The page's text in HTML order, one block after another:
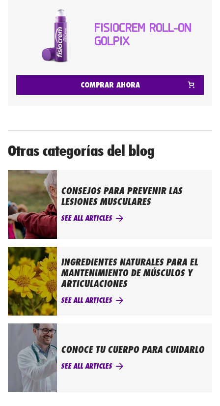
FISIOCREM ROLL-ON
GOLPIX
COMPRAR AHORA
Otras categorías del blog
CONSEJOS PARA PREVENIR LAS
LESIONES MUSCULARES
SEE ALL ARTICLES
INGREDIENTES NATURALES PARA EL
MANTENIMIENTO DE MÚSCULOS Y
ARTICULACIONES
SEE ALL ARTICLES
CONOCE TU CUERPO PARA CUIDARLO
SEE ALL ARTICLES